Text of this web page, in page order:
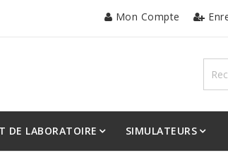
Mon Compte
DE LABORATOIRE SIMULATEURS